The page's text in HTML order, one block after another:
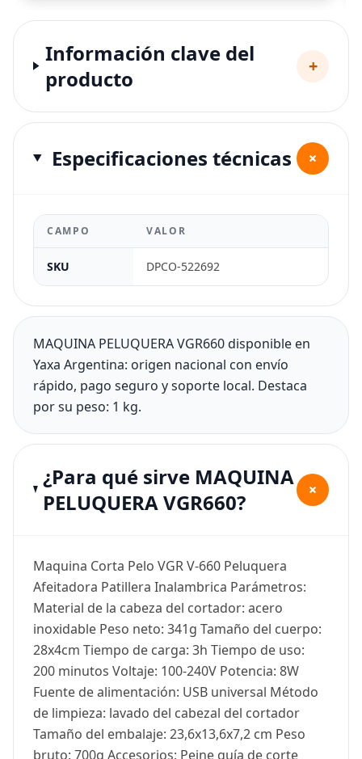
Información clave del
producto
+
Especificaciones técnicas +
CAMPO VALOR
SKU DPCO-522692
MAQUINA PELUQUERA VGR660 disponible en
Yaxa Argentina: origen nacional con envío
rápido, pago seguro y soporte local. Destaca
por su peso: 1 kg.
¿Para qué sirve MAQUINA
PELUQUERA VGR660?
+
Maquina Corta Pelo VGR V-660 Peluquera
Afeitadora Patillera Inalambrica Parámetros:
Material de la cabeza del cortador: acero
inoxidable Peso neto: 341g Tamaño del cuerpo:
28x4cm Tiempo de carga: 3h Tiempo de uso:
200 minutos Voltaje: 100-240V Potencia: 8W
Fuente de alimentación: USB universal Método
de limpieza: lavado del cabezal del cortador
Tamaño del embalaje: 23,6x13,6x7,2 cm Peso
bruto: 700g Accesorios: Peine guía de corte